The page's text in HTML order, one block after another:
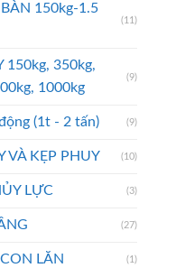
150kg-1.5
(11)
150kg, 350kg,
1000kg
(9)
(1t - 2 tấn) (9)
VÀ KẸP PHUY (10)
LỰC (3)
(27)
LĂN (1)